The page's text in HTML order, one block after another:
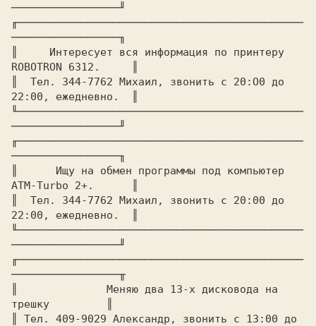
─────────────────╜
╓─────────────────────────────────────────────
─────────────────╖
║     Интересует вся информация по принтеру
ROBOTRON 6312.     ║
║  Тел. 344-7762 Михаил, звонить с 20:О0 до
22:00, ежедневно.  ║
╙─────────────────────────────────────────────
─────────────────╜
╓─────────────────────────────────────────────
─────────────────╖
║      Ищу на обмен программы под компьютер
ATM-Turbo 2+.      ║
║  Тел. 344-7762 Михаил, звонить с 20:00 до
22:00, ежедневно.  ║
╙─────────────────────────────────────────────
─────────────────╜
╓─────────────────────────────────────────────
─────────────────╥
трешку	       ║
║ Тел. 409-9029 Александр, звонить с 13:00 до